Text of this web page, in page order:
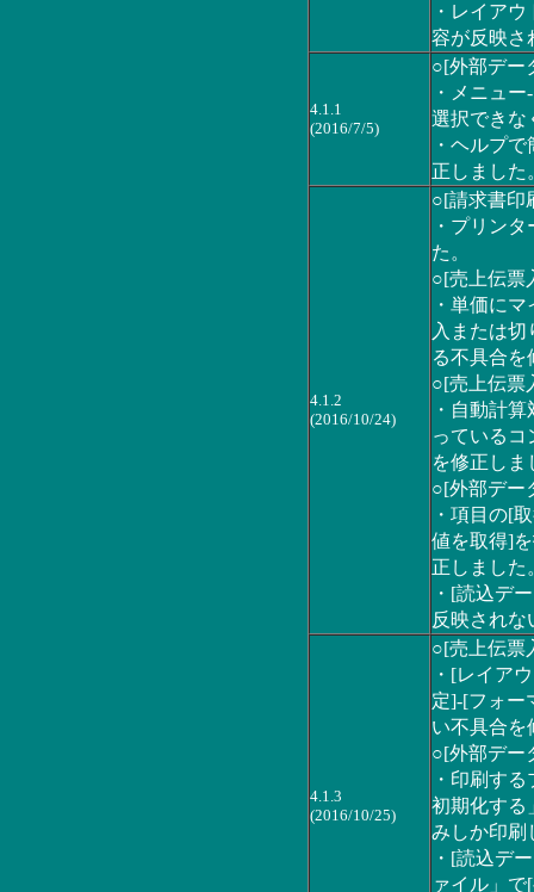
・レイア
容が反映さ
4.1.1
(2016/7/5)
○[外部デー
・メニュ
選択できな
・ヘルプ
正しました
4.1.2
(2016/10/24)
○[請求書印
・プリン
た。
○[売上伝票
・単価に
入または
る不具合を
○[売上伝票
・自動計
っている
を修正しま
○[外部デー
・項目の[
値を取得]
正しました
・[読込デ
反映されな
4.1.3
(2016/10/25)
○[売上伝票
・[レイア
定]-[フォー
い不具合を
○[外部デー
・印刷す
初期化する
みしか印刷
・[読込デ
ァイル」